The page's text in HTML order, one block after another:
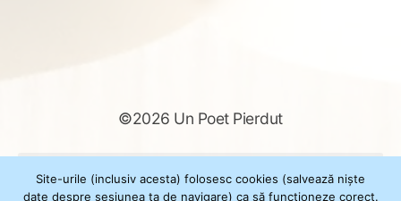
©2026 Un Poet Pierdut
după:
Site-urile (inclusiv acesta) folosesc cookies (salvează niște
date despre sesiunea ta de navigare) ca să funcționeze corect.